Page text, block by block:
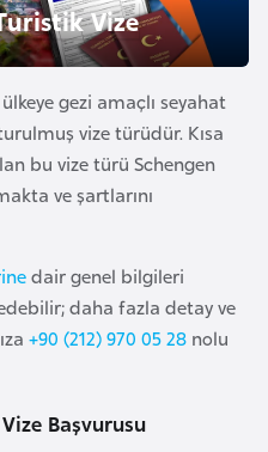
i
Vize
ülkeye gezi amaçlı seyahat
vize türüdür. Kısa
bu vize türü Schengen
ve şartlarını
dair genel bilgileri
daha fazla detay ve
+90 (212) 970 05 28 nolu
Başvurusu